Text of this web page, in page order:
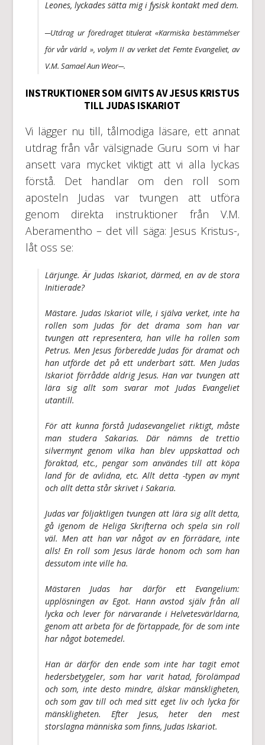
Leones, lyckades sätta mig i fysisk kontakt med dem.
─Utdrag ur föredraget titulerat«Karmiska bestämmelser
för vår värld », volym II av verketdet Femte Evangeliet, av
V.M. Samael Aun Weor─.
INSTRUKTIONER SOM GIVITS AV JESUS KRISTUS
TILL JUDAS ISKARIOT
Vi lägger nu till, tålmodiga läsare, ett annat
utdrag från vår välsignade Guru som vi har
ansett vara mycket viktigt att vi alla lyckas
förstå. Det handlar om den roll som
aposteln Judas var tvungen att utföra
genom direkta instruktioner från V.M.
Aberamentho – det vill säga: Jesus Kristus-,
låt oss se:
Lärjunge. Är Judas Iskariot, därmed, en av de stora
Initierade?
Mästare. Judas Iskariot ville, i själva verket, inte ha
rollen som Judas för det drama som han var
tvungen att representera, han ville ha rollen som
Petrus. Men Jesus förberedde Judas för dramat och
han utförde det på ett underbart sätt. Men Judas
Iskariot förrådde aldrig Jesus. Han var tvungen att
lära sig allt som svarar mot Judas Evangeliet
utantill.
För att kunna förstå Judasevangeliet riktigt, måste
man studera Sakarias. Där nämns de trettio
silvermynt genom vilka han blev uppskattad och
föraktad, etc., pengar som användes till att köpa
land för de avlidna, etc. Allt detta -typen av mynt
och allt detta står skrivet i Sakaria.
Judas var följaktligen tvungen att lära sig allt detta,
gå igenom de Heliga Skrifterna och spela sin roll
väl. Men att han var något av en förrädare, inte
alls! En roll som Jesus lärde honom och som han
dessutom inte ville ha.
Mästaren Judas har därför ett Evangelium:
upplösningen av Egot. Hann avstod själv från all
lycka och lever för närvarande i Helvetesvärldarna,
genom att arbeta för de förtappade, för de som inte
har något botemedel.
Han är därför den ende som inte har tagit emot
hedersbetygeler, som har varit hatad, förolämpad
och som, inte desto mindre, älskar mänskligheten,
och som gav till och med sitt eget liv och lycka för
mänskligheten. Efter Jesus, heter den mest
storslagna människa som finns, Judas Iskariot.